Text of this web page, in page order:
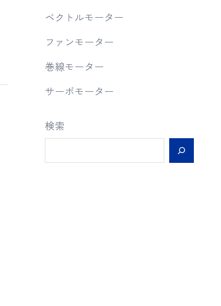
ベクトルモーター
ファンモーター
巻線モーター
サーボモーター
検索